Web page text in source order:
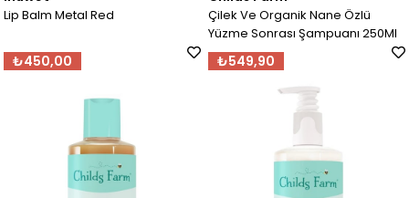
Lip Balm Metal Red
₺450,00
Çilek Ve Organik Nane Özlü
Yüzme Sonrası Şampuanı 250Ml
₺549,90